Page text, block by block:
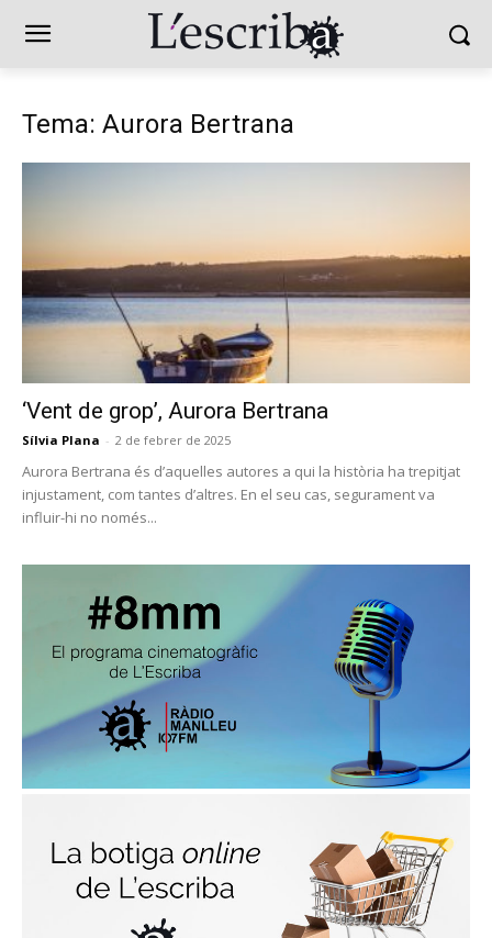
Tema: Aurora Bertrana
‘Vent de grop’, Aurora Bertrana
Sílvia Plana - 2 de febrer de 2025
Aurora Bertrana és d’aquelles autores a qui la història ha trepitjat
injustament, com tantes d’altres. En el seu cas, segurament va
influir-hi no només...